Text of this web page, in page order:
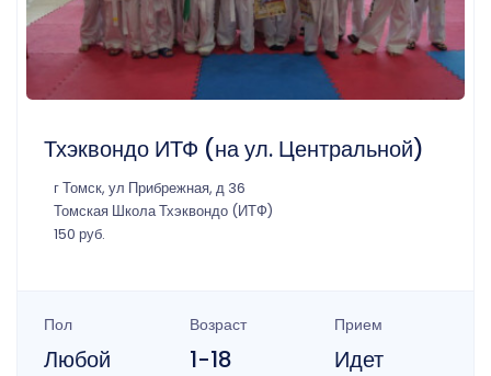
Тхэквондо ИТФ (на ул. Центральной)
г Томск, ул Прибрежная, д 36
Томская Школа Тхэквондо (ИТФ)
150 руб.
Пол
Любой
Возраст
1-18
Прием
Идет